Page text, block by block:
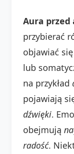
Aura przed
przybierać
objawiać
lub
na przykład
pojawiają
dźwięki.
obejmują
radość.